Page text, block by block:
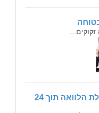
הלוואה באישור מיידי – קבלת הלוואה תוך 24